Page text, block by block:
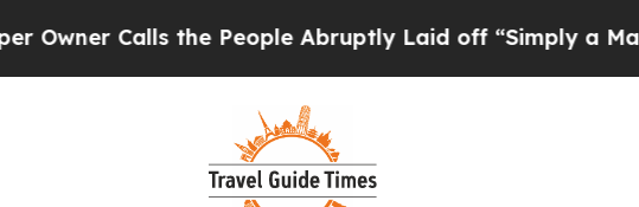
Calls the People Abruptly Laid off “Simply a Math